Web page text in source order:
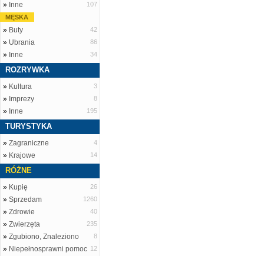
» Inne
107
MĘSKA
» Buty 42
» Ubrania 86
» Inne 34
ROZRYWKA
» Kultura 3
» Imprezy 8
» Inne 195
TURYSTYKA
» Zagraniczne 4
» Krajowe 14
RÓŻNE
» Kupię 26
» Sprzedam 1260
» Zdrowie 40
» Zwierzęta 235
» Zgubiono, Znaleziono 8
» Niepełnosprawni pomoc 12